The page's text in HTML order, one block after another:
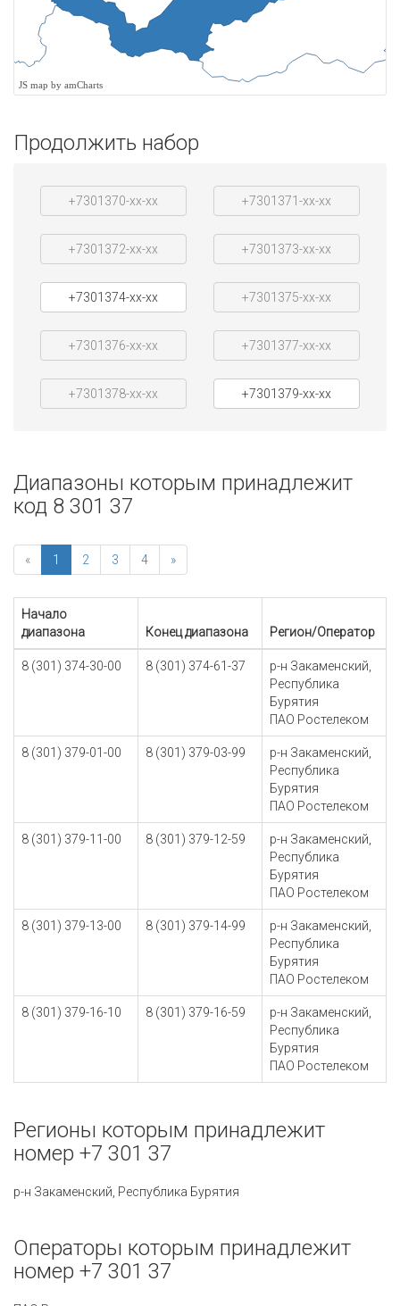
JS map by amCharts
Продолжить набор
+7301370-xx-xx +7301371-xx-xx
+7301372-xx-xx +7301373-xx-xx
+7301374-xx-xx +7301375-xx-xx
+7301376-xx-xx +7301377-xx-xx
+7301378-xx-xx +7301379-xx-xx
Диапазоны которым принадлежит
код 8 301 37
« 1 2 3 4 »
Начало
диапазона
Конец диапазона Регион/Оператор
8 (301) 374-30-00 8 (301) 374-61-37
р-н Закаменский,
Республика
Бурятия
ПАО Ростелеком
8 (301) 379-01-00 8 (301) 379-03-99
р-н Закаменский,
Республика
Бурятия
ПАО Ростелеком
8 (301) 379-11-00 8 (301) 379-12-59
р-н Закаменский,
Республика
Бурятия
ПАО Ростелеком
8 (301) 379-13-00 8 (301) 379-14-99
р-н Закаменский,
Республика
Бурятия
ПАО Ростелеком
8 (301) 379-16-10 8 (301) 379-16-59
р-н Закаменский,
Республика
Бурятия
ПАО Ростелеком
Регионы которым принадлежит
номер +7 301 37
р-н Закаменский, Республика Бурятия
Операторы которым принадлежит
номер +7 301 37